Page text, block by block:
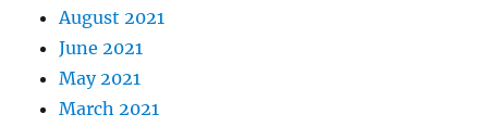
August 2021
June 2021
May 2021
March 2021